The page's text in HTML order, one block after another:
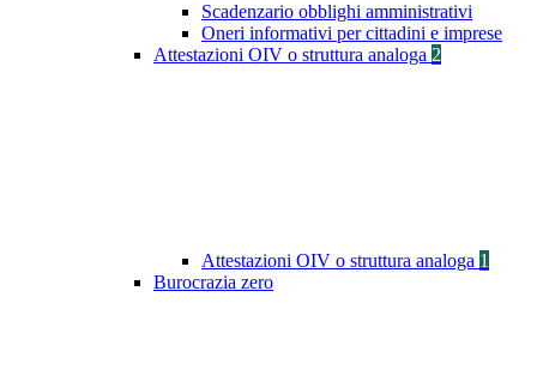
Scadenzario obblighi amministrativi
Oneri informativi per cittadini e imprese
Attestazioni OIV o struttura analoga 2
Attestazioni OIV o struttura analoga 1
Burocrazia zero